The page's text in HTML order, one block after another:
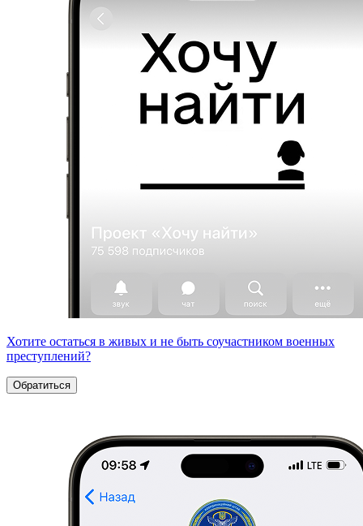
Хотите остаться в живых и не быть соучастником военных
преступлений?
Обратиться